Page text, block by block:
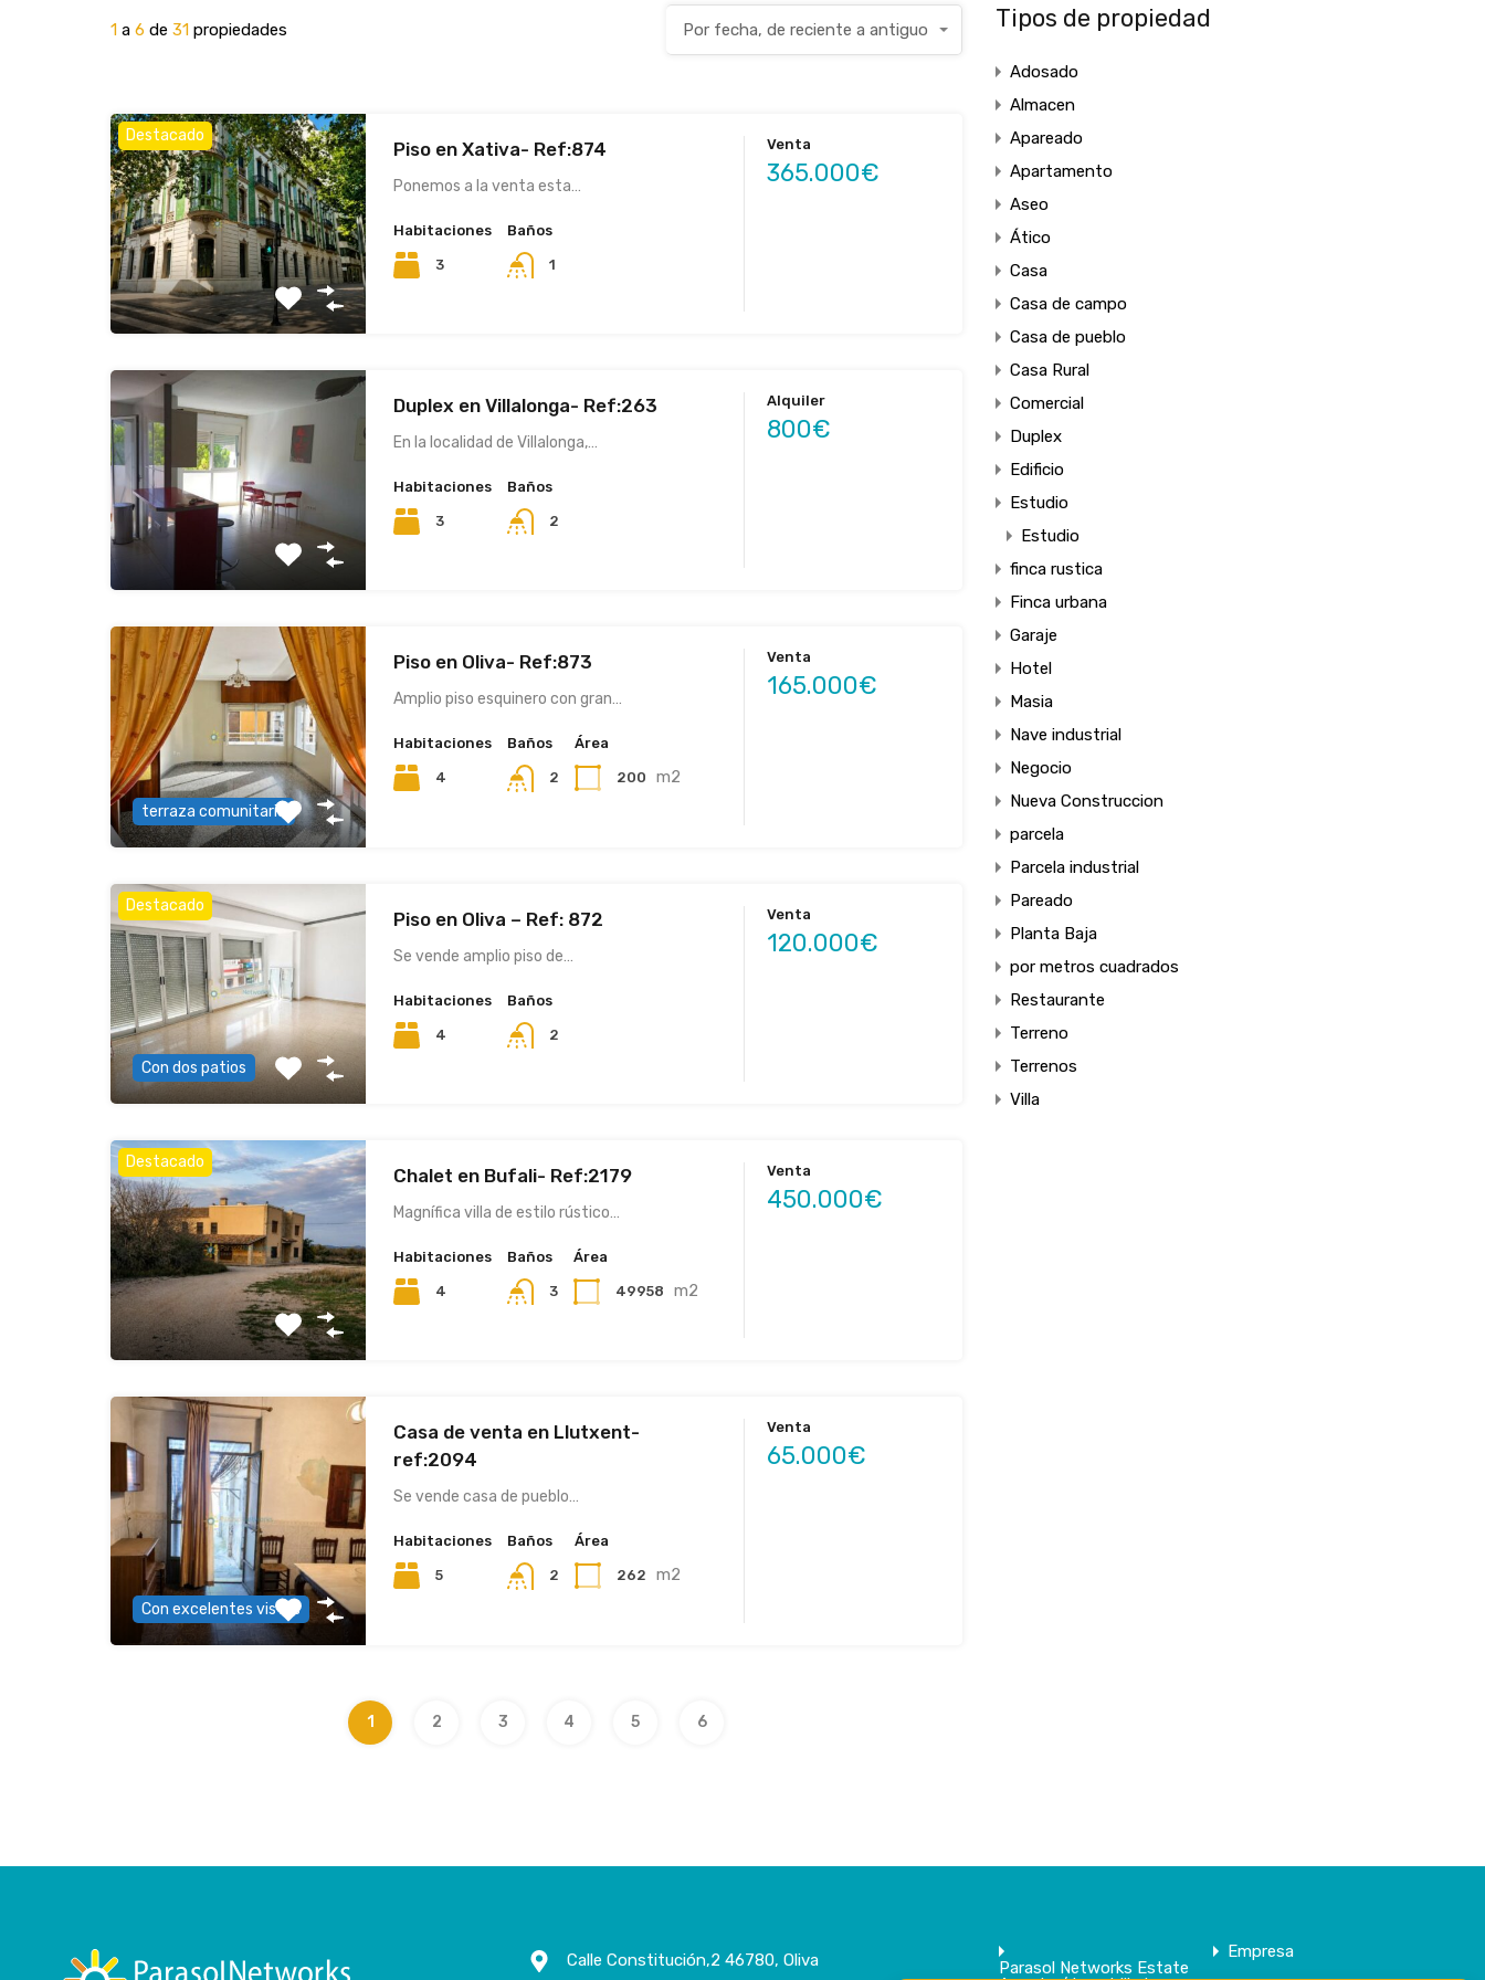
1 a 6 de 31 propiedades Por fecha, de reciente a antiguo
Destacado
Piso en Xativa- Ref:874
Ponemos a la venta esta…
Habitaciones
3
Baños
1
Venta
365.000€
Duplex en Villalonga- Ref:263
En la localidad de Villalonga,…
Habitaciones
3
Baños
2
Alquiler
800€
terraza comunitaria
Piso en Oliva- Ref:873
Amplio piso esquinero con gran…
Habitaciones
4
Baños
2
Área
200 m2
Venta
165.000€
Destacado
Con dos patios
Piso en Oliva – Ref: 872
Se vende amplio piso de…
Habitaciones
4
Baños
2
Venta
120.000€
Destacado
Chalet en Bufali- Ref:2179
Magnífica villa de estilo rústico…
Habitaciones
4
Baños
3
Área
49958 m2
Venta
450.000€
Con excelentes vistas
Casa de venta en Llutxent-
ref:2094
Se vende casa de pueblo…
Habitaciones
5
Baños
2
Área
262 m2
Venta
65.000€
1 2 3 4 5 6
Tipos de propiedad
Adosado
Almacen
Apareado
Apartamento
Aseo
Ático
Casa
Casa de campo
Casa de pueblo
Casa Rural
Comercial
Duplex
Edificio
Estudio
Estudio
finca rustica
Finca urbana
Garaje
Hotel
Masia
Nave industrial
Negocio
Nueva Construccion
parcela
Parcela industrial
Pareado
Planta Baja
por metros cuadrados
Restaurante
Terreno
Terrenos
Villa
Calle Constitución,2 46780, Oliva
Parasol Networks Estate
Empresa